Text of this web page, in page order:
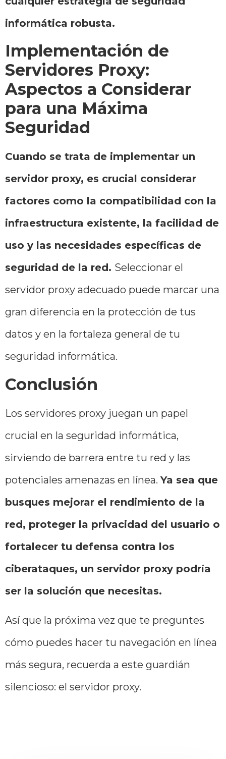
informática robusta.
Implementación de
Servidores Proxy:
Aspectos a Considerar
para una Máxima
Seguridad
Cuando se trata de implementar un
servidor proxy, es crucial considerar
factores como la compatibilidad con la
infraestructura existente, la facilidad de
uso y las necesidades específicas de
seguridad de la red. Seleccionar el
servidor proxy adecuado puede marcar una
gran diferencia en la protección de tus
datos y en la fortaleza general de tu
seguridad informática.
Conclusión
Los servidores proxy juegan un papel
crucial en la seguridad informática,
sirviendo de barrera entre tu red y las
potenciales amenazas en línea.Ya sea que
busques mejorar el rendimiento de la
red, proteger la privacidad del usuario o
fortalecer tu defensa contra los
ciberataques, un servidor proxy podría
ser la solución que necesitas.
Así que la próxima vez que te preguntes
cómo puedes hacer tu navegación en línea
más segura, recuerda a este guardián
silencioso: el servidor proxy.